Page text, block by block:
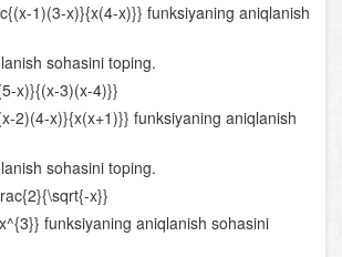
hosilasi
va kamayish oraliqlari
eng katta va eng kichik
1)(3-x)}{x(4-x)}} funksiyaning aniqlanish
sohasini toping.
x)}{(x-3)(x-4)}}
2)(4-x)}{x(x+1)}} funksiyaning aniqlanish
sohasini toping.
x}}
funksiyaning aniqlanish sohasini